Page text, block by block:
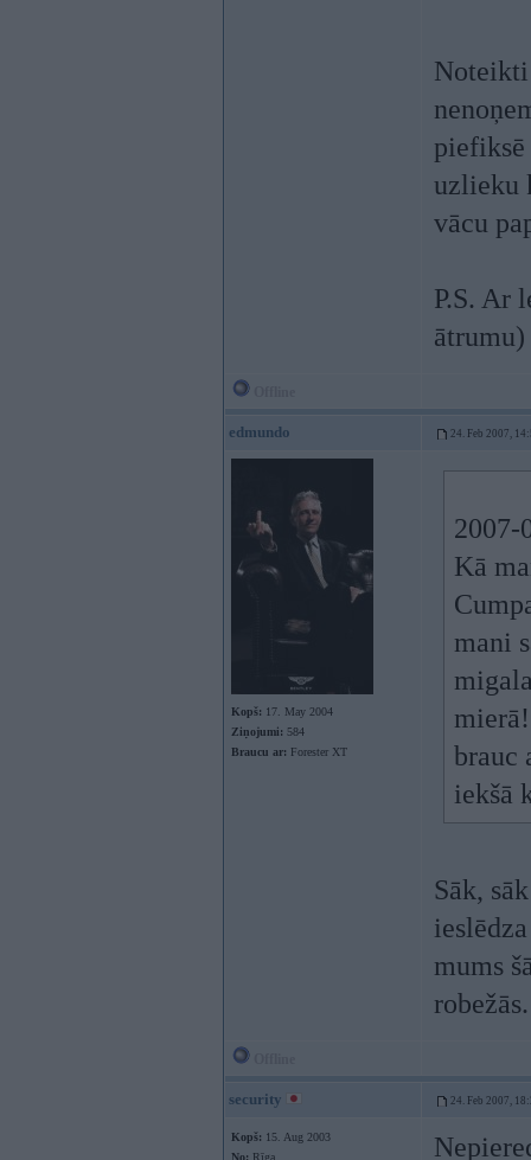
Noteikti
piefiksē
uzlieku
vācu
P.S. Ar
ātrumu)
edmundo 24. Feb 2007,
Kopš: 17. May 2004
Ziņojumi: 584
Braucu ar: Forester XT
2007-
Kā
mani
brauc
iekšā
Sāk,
mums
security 24. Feb 2007,
Kopš: 15. Aug 2003
No: Rīga